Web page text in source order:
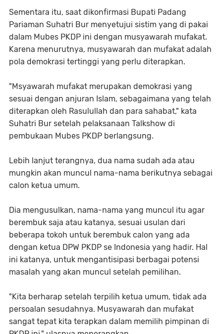
Sementara itu, saat dikonfirmasi Bupati Padang
Pariaman Suhatri Bur menyetujui sistim yang di pakai
dalam Mubes PKDP ini dengan musyawarah mufakat.
Karena menurutnya, musyawarah dan mufakat adalah
pola demokrasi tertinggi yang perlu diterapkan.
"Msyawarah mufakat merupakan demokrasi yang
sesuai dengan anjuran Islam, sebagaimana yang telah
diterapkan oleh Rasulullah dan para sahabat," kata
Suhatri Bur setelah pelaksanaan Talkshow di
pembukaan Mubes PKDP berlangsung.
Lebih lanjut terangnya, dua nama sudah ada atau
mungkin akan muncul nama-nama berikutnya sebagai
calon ketua umum.
Dia mengusulkan, nama-nama yang muncul itu agar
berembuk saja atau katanya, sesuai usulan dari
beberapa tokoh untuk berembuk calon yang ada
dengan ketua DPW PKDP se Indonesia yang hadir. Hal
ini katanya, untuk mengantisipasi berbagai potensi
masalah yang akan muncul setelah pemilihan.
"Kita berharap setelah terpilih ketua umum, tidak ada
persoalan sesudahnya. Musyawarah dan mufakat
sangat tepat kita terapkan dalam memilih pimpinan di